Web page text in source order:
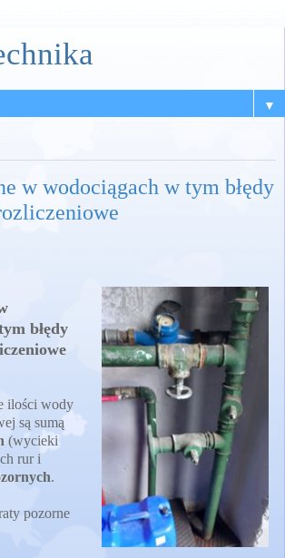
▼
w wodociągach w tym błędy
błędy
ilości wody
są sumą
(wycieki
rur i
.
pozorne